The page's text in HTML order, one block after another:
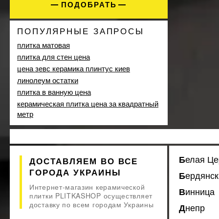
28
Ecoceramic148
Ege Seramik 32
El Molino18
EMIL CERAMICA16
EnergieKer48
Equipe 190
Ergon 2
EXAGRES 35
Fiandre
Flaviker13
Fondovalle14
Geotiles207
Golden Tile 49
GRANISER 10
IBERO 8
ПОДОБРАТЬ
ПОПУЛЯРНЫЕ ЗАПРОСЫ
плитка матовая
плитка для стен цена
цена зевс керамика плинтус киев
линолеум остатки
плитка в ванную цена
керамическая плитка цена за квадратный
метр
ДОСТАВЛЯЕМ ВО ВСЕ
ГОРОДА УКРАИНЫ
Интернет-магазин керамической
плитки PLITKASHOP осуществляет
доставку по всем городам Украины
Белая
Бердянск
Винница
Днепр